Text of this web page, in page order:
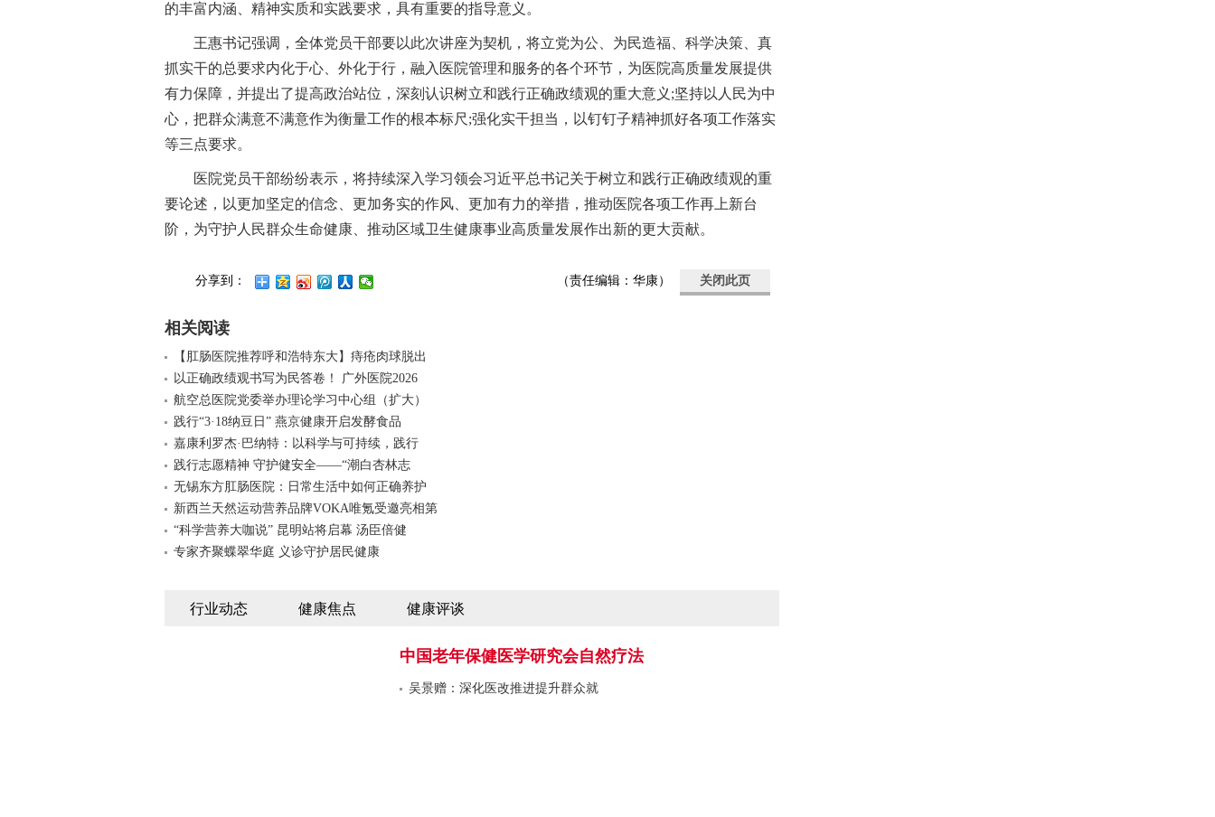
的丰富内涵、精神实质和实践要求，具有重要的指导意义。
王惠书记强调，全体党员干部要以此次讲座为契机，将立党为公、为民造福、科学决策、真
抓实干的总要求内化于心、外化于行，融入医院管理和服务的各个环节，为医院高质量发展提供
有力保障，并提出了提高政治站位，深刻认识树立和践行正确政绩观的重大意义;坚持以人民为中
心，把群众满意不满意作为衡量工作的根本标尺;强化实干担当，以钉钉子精神抓好各项工作落实
等三点要求。
医院党员干部纷纷表示，将持续深入学习领会习近平总书记关于树立和践行正确政绩观的重
要论述，以更加坚定的信念、更加务实的作风、更加有力的举措，推动医院各项工作再上新台
阶，为守护人民群众生命健康、推动区域卫生健康事业高质量发展作出新的更大贡献。
分享到： 关闭此页
（责任编辑：华康）
相关阅读
【肛肠医院推荐呼和浩特东大】痔疮肉球脱出
以正确政绩观书写为民答卷！ 广外医院2026
航空总医院党委举办理论学习中心组（扩大）
践行“3·18纳豆日” 燕京健康开启发酵食品
嘉康利罗杰·巴纳特：以科学与可持续，践行
践行志愿精神 守护健安全——“潮白杏林志
无锡东方肛肠医院：日常生活中如何正确养护
新西兰天然运动营养品牌VOKA唯氪受邀亮相第
“科学营养大咖说” 昆明站将启幕 汤臣倍健
专家齐聚蝶翠华庭 义诊守护居民健康
行业动态 健康焦点 健康评谈
中国老年保健医学研究会自然疗法
吴景赠：深化医改推进提升群众就